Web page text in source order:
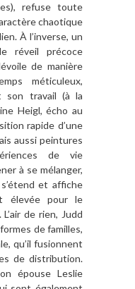
refuse toute
chaotique
À l’inverse, un
réveil précoce
de manière
méticuleux,
son travail (à la
Heigl, écho au
rapide d’une
aussi peintures
de vie
à se mélanger,
et affiche
élevée pour le
de rien, Judd
de familles,
qu’il fusionnent
de distribution.
épouse Leslie